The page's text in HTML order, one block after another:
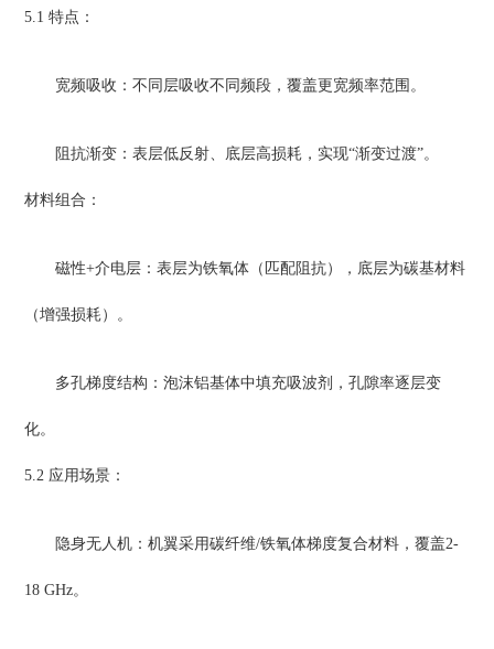
5.1 特点：
宽频吸收：不同层吸收不同频段，覆盖更宽频率范围。
阻抗渐变：表层低反射、底层高损耗，实现“渐变过渡”。
材料组合：
磁性+介电层：表层为铁氧体（匹配阻抗），底层为碳基材料
（增强损耗）。
多孔梯度结构：泡沫铝基体中填充吸波剂，孔隙率逐层变
化。
5.2 应用场景：
隐身无人机：机翼采用碳纤维/铁氧体梯度复合材料，覆盖2-
18 GHz。